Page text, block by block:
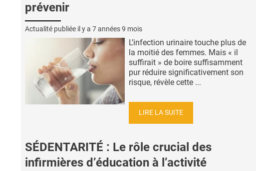
prévenir
Actualité publiée il y a 7 années 9 mois
L’infection urinaire touche plus de
la moitié des femmes. Mais « il
suffirait » de boire suffisamment
pur réduire significativement son
risque, révèle cette ...
LIRE LA SUITE
SÉDENTARITÉ : Le rôle crucial des
infirmières d’éducation à l’activité